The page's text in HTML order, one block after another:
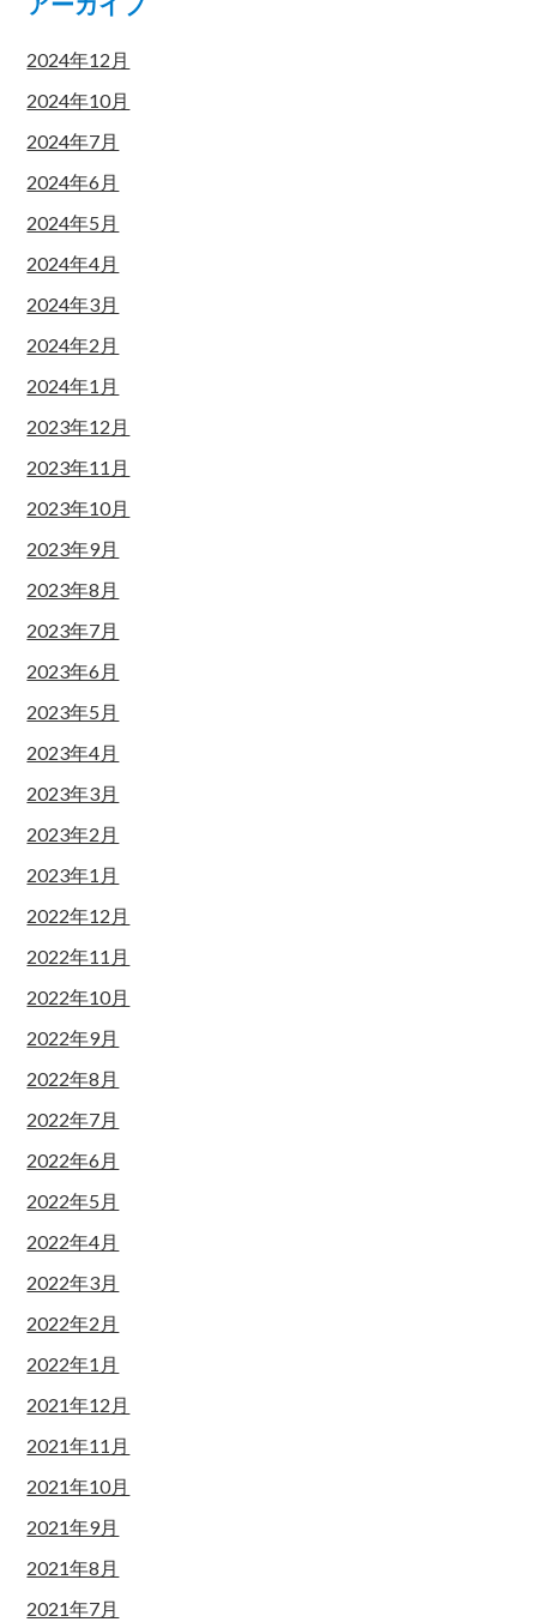
2024年12月
2024年10月
2024年7月
2024年6月
2024年5月
2024年4月
2024年3月
2024年2月
2024年1月
2023年12月
2023年11月
2023年10月
2023年9月
2023年8月
2023年7月
2023年6月
2023年5月
2023年4月
2023年3月
2023年2月
2023年1月
2022年12月
2022年11月
2022年10月
2022年9月
2022年8月
2022年7月
2022年6月
2022年5月
2022年4月
2022年3月
2022年2月
2022年1月
2021年12月
2021年11月
2021年10月
2021年9月
2021年8月
2021年7月